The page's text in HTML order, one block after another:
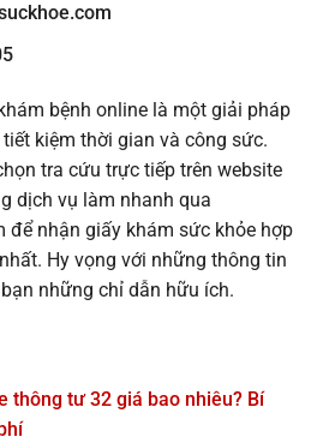
bệnh online là một giải pháp
kiệm thời gian và công sức.
tra cứu trực tiếp trên website
dịch vụ làm nhanh qua
để nhận giấy khám sức khỏe hợp
Hy vọng với những thông tin
những chỉ dẫn hữu ích.
thông tư 32 giá bao nhiêu? Bí